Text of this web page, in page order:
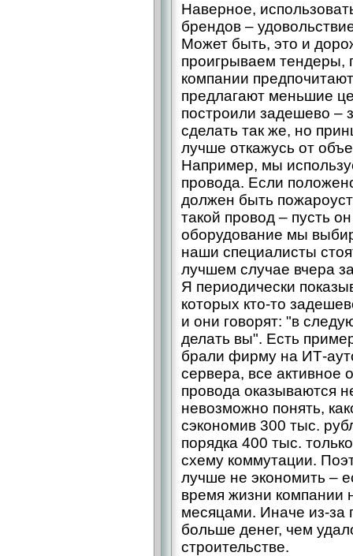
Наверное,
брендов –
Может быть, это и
проигрываем тендеры,
компании
предлагают меньшие
построили задешево –
сделать так же, но
лучше откажусь от
Например, мы
провода. Если
должен быть
такой провод – пусть
оборудование мы
наши специалисты
лучшем случае вчера
Я периодически
которых кто-то
и они говорят: "в
делать вы". Есть
брали фирму на ИТ-
сервера, все активное
провода оказываются
невозможно понять,
сэкономив 300 тыс.
порядка 400 тыс.
схему коммутации.
лучше не экономить –
время жизни компании
месяцами. Иначе из-за
больше денег, чем
строительстве.